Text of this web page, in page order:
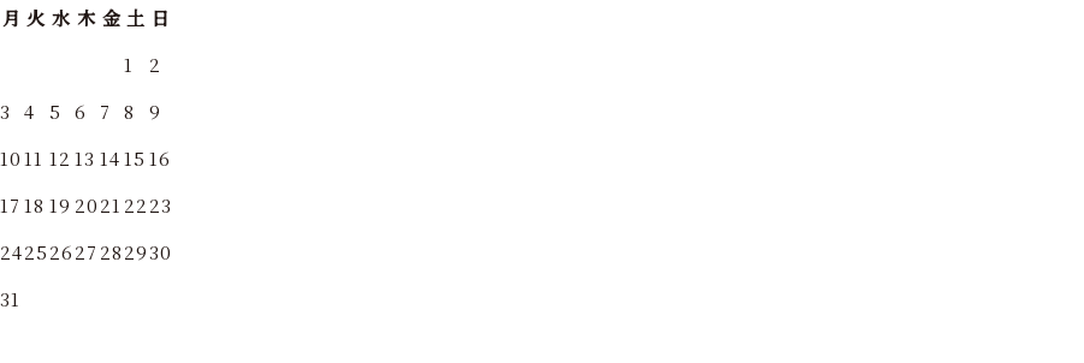
月 火 水 木 金 土 日
1
2
3
4 5 6 7 8
9
1011 12 13 1415 16
17 18 19 2021 22 23
24252627 282930
31